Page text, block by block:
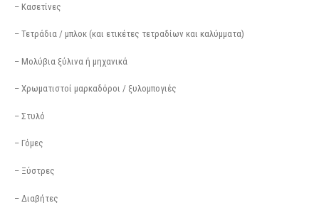
– Κασετίνες
– Τετράδια / μπλοκ (και ετικέτες τετραδίων και καλύμματα)
– Μολύβια ξύλινα ή μηχανικά
– Χρωματιστοί μαρκαδόροι / ξυλομπογιές
– Στυλό
– Γόμες
– Ξύστρες
– Διαβήτες